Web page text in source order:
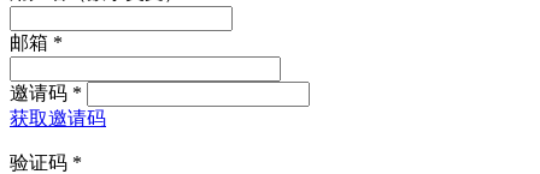
邮箱 *
邀请码 *
获取邀请码
验证码 *